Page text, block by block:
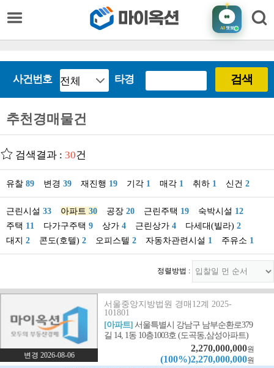
AI챗봇
사건번호 타경 검색
추천경매물건
검색결과 : 30건
유찰 89 변경 39 재진행 19 기각 1 매각 1 취하 1 신건 2
근린시설 33 아파트 30 공장 20 근린주택 19 숙박시설 12
주택 11 다가구주택 9 상가 4 근린상가 4 다세대(빌라) 2
대지 2 콘도(호텔) 2 오피스텔 2 자동차관련시설 1 주유소 1
정렬방법 :
변경 2026-08-06
서울중앙지방법원 경매12계 2025-
101801
[아파트]서울특별시 강남구 남부순환로379
길 14, 1동 10층1003호 (도곡동,삼성아파트)
2,270,000,000원
(100%)2,270,000,000원